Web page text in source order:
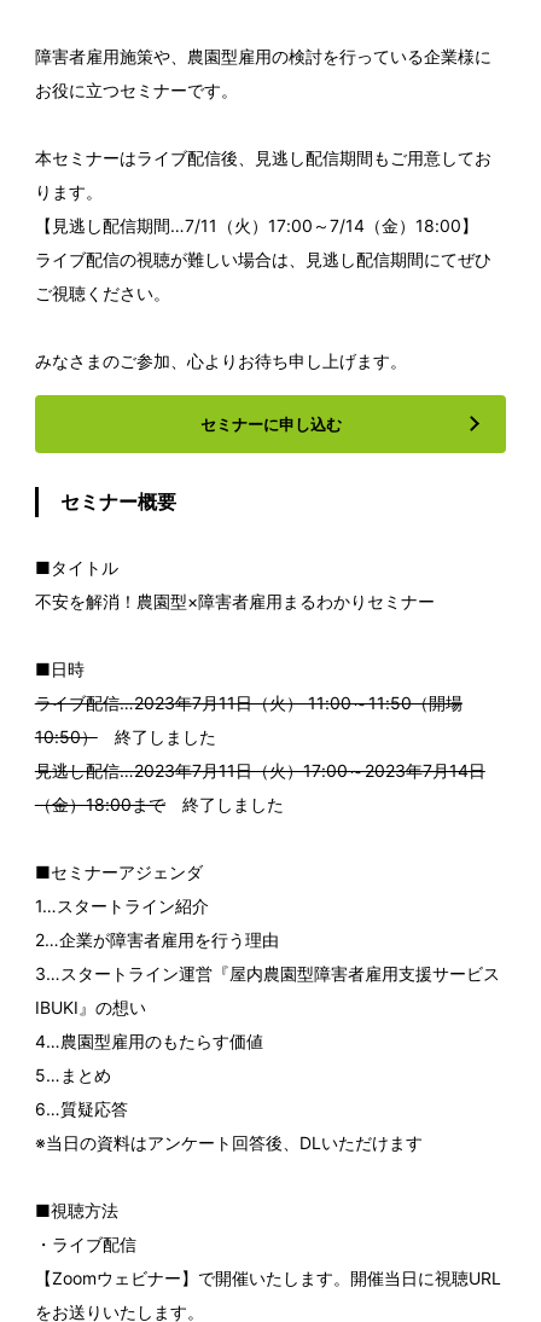
障害者雇用施策や、農園型雇用の検討を行っている企業様に
お役に立つセミナーです。
本セミナーはライブ配信後、見逃し配信期間もご用意してお
ります。
【見逃し配信期間…7/11（火）17:00～7/14（金）18:00】
ライブ配信の視聴が難しい場合は、見逃し配信期間にてぜひ
ご視聴ください。
みなさまのご参加、心よりお待ち申し上げます。
セミナーに申し込む
セミナー概要
■タイトル
不安を解消！農園型×障害者雇用まるわかりセミナー
■日時
ライブ配信…2023年7月11日（火） 11:00～11:50（開場
10:50）終了しました
見逃し配信…2023年7月11日（火）17:00～2023年7月14日
（金）18:00まで終了しました
■セミナーアジェンダ
1…スタートライン紹介
2…企業が障害者雇用を行う理由
3…スタートライン運営『屋内農園型障害者雇用支援サービス
IBUKI』の想い
4…農園型雇用のもたらす価値
5…まとめ
6…質疑応答
※当日の資料はアンケート回答後、DLいただけます
■視聴方法
・ライブ配信
【Zoomウェビナー】で開催いたします。開催当日に視聴URL
をお送りいたします。